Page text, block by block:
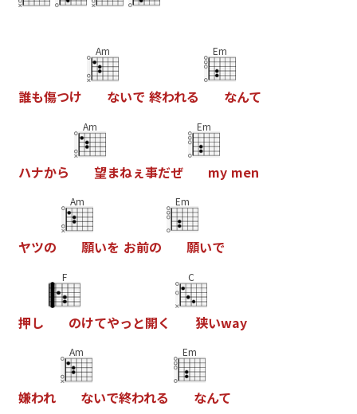
誰も傷つけ
Am
ないで 終われる
Em
なんて
ハナから
Am
望まねぇ事だぜ
Em
my men
ヤツの
Am
願いを お前の
Em
願いで
押し
F
のけてやっ と開く
C
狭いway
嫌われ
Am
ないで終われる
Em
なんて